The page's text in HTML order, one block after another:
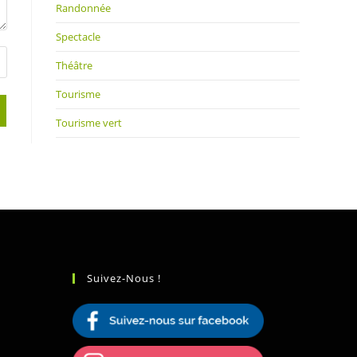
Randonnée
Spectacle
Théâtre
Tourisme
Tourisme vert
Suivez-Nous !